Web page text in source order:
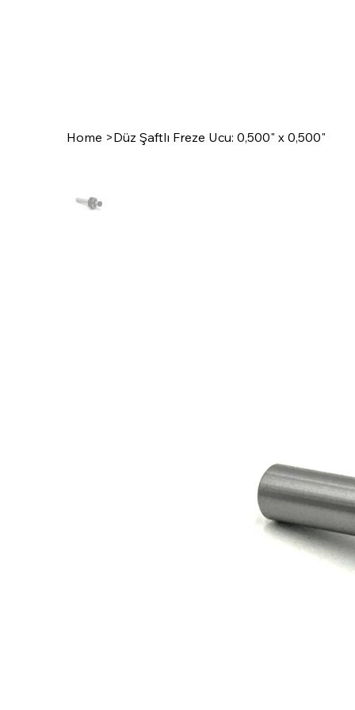
Home >Düz Şaftlı Freze Ucu: 0,500" x 0,500"